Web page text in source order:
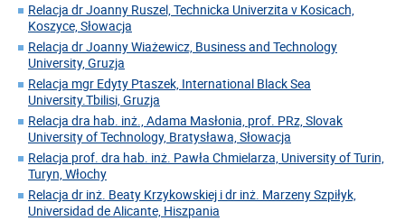
Relacja dr Joanny Ruszel, Technicka Univerzita v Kosicach,
Koszyce, Słowacja
Relacja dr Joanny Wiażewicz, Business and Technology
University, Gruzja
Relacja mgr Edyty Ptaszek, International Black Sea
University.Tbilisi, Gruzja
Relacja dra hab. inż., Adama Masłonia, prof. PRz, Slovak
University of Technology, Bratysława, Słowacja
Relacja prof. dra hab. inż. Pawła Chmielarza, University of Turin,
Turyn, Włochy
Relacja dr inż. Beaty Krzykowskiej i dr inż. Marzeny Szpiłyk,
Universidad de Alicante, Hiszpania